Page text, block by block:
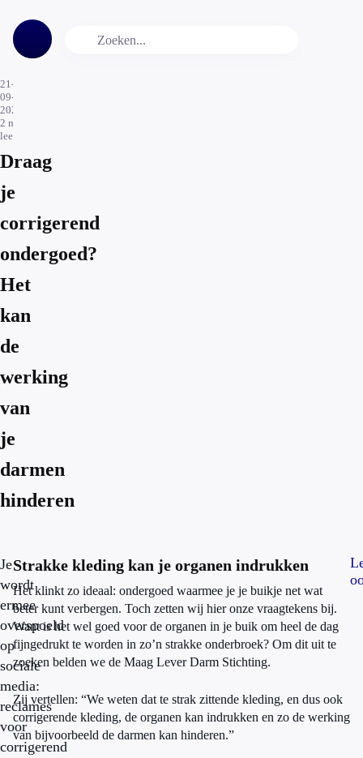
21-
09-
2023
2 min.
leestijd
Draag
je
corrigerend
ondergoed?
Het
kan
de
werking
van
je
darmen
hinderen
Je
wordt
ermee
overspoeld
op
sociale
media:
reclames
voor
corrigerend
Strakke kleding kan je organen indrukken
Het klinkt zo ideaal: ondergoed waarmee je je buikje net wat
beter kunt verbergen. Toch zetten wij hier onze vraagtekens bij.
Want is het wel goed voor de organen in je buik om heel de dag
fijngedrukt te worden in zo’n strakke onderbroek? Om dit uit te
zoeken belden we de Maag Lever Darm Stichting.
Zij vertellen: “We weten dat te strak zittende kleding, en dus ook
corrigerende kleding, de organen kan indrukken en zo de werking
van bijvoorbeeld de darmen kan hinderen.”